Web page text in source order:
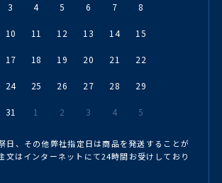
3 4 5 6 7 8
10 11 12 13 14 15
17 18 19 20 21 22
24 25 26 27 28 29
31 1 2 3 4 5
日、その他弊社指定日は商品を発送することが
文はインターネットにて24時間お受けしており